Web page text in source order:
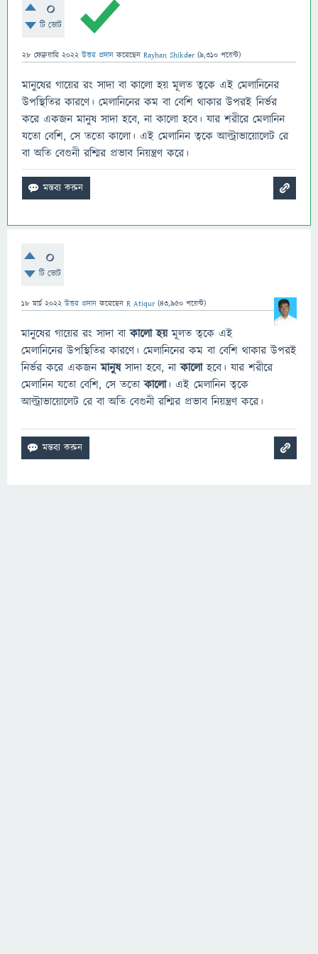
0
টি ভোট
28 ফেব্রুয়ারি 2022 উত্তর প্রদান করেছেন Rayhan Shikder (9,310 পয়েন্ট)
মানুষের গায়ের রং সাদা বা কালো হয় মূলত ত্বকে এই মেলানিনের
উপস্থিতির কারণে। মেলানিনের কম বা বেশি থাকার উপরই নির্ভর
করে একজন মানুষ সাদা হবে, না কালো হবে। যার শরীরে মেলানিন
যতো বেশি, সে ততো কালো। এই মেলানিন ত্বকে আল্ট্রাভায়োলেট রে
বা অতি বেগুনী রশ্মির প্রভাব নিয়ন্ত্রণ করে।
0
টি ভোট
18 মার্চ 2022 উত্তর প্রদান করেছেন R Atiqur (43,950 পয়েন্ট)
মানুষের গায়ের রং সাদা বাকালো হয়মূলত ত্বকে এই
মেলানিনের উপস্থিতির কারণে। মেলানিনের কম বা বেশি থাকার উপরই
নির্ভর করে একজনমানুষসাদা হবে, নাকালোহবে। যার শরীরে
মেলানিন যতো বেশি, সে ততোকালো। এই মেলানিন ত্বকে
আল্ট্রাভায়োলেট রে বা অতি বেগুনী রশ্মির প্রভাব নিয়ন্ত্রণ করে।